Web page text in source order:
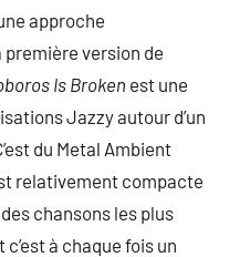
approche
version de
Is Broken est une
Jazzy autour d’un
du Metal Ambient
relativement compacte
chansons les plus
à chaque fois un